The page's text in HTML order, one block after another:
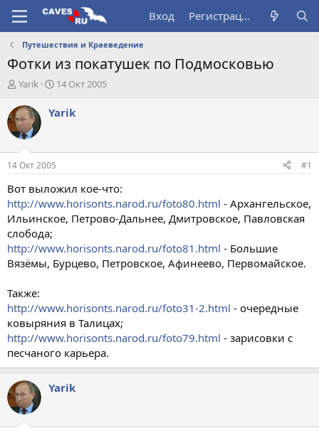
Вход Регистрация
Путешествия и Краеведение
Фотки из покатушек по Подмосковью
А
т
о
р
т
е
м
ы
Yarik
Д
т
а
л
14 Окт 2005
Yarik
14 Окт 2005 #1
Вот выложил кое-что:
http://www.horisonts.narod.ru/foto80.html - Архангельское,
Ильинское, Петрово-Дальнее, Дмитровское, Павловская
слобода;
http://www.horisonts.narod.ru/foto81.html - Большие
Вязёмы, Бурцево, Петровское, Афинеево, Первомайское.
Также:
http://www.horisonts.narod.ru/foto31-2.html - очередные
ковыряния в Талицах;
http://www.horisonts.narod.ru/foto79.html - зарисовки с
песчаного карьера.
Yarik